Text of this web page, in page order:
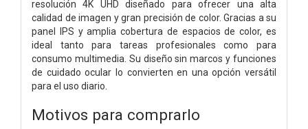
resolución 4K UHD diseñado para ofrecer una alta
calidad de imagen y gran precisión de color. Gracias a su
panel IPS y amplia cobertura de espacios de color, es
ideal tanto para tareas profesionales como para
consumo multimedia. Su diseño sin marcos y funciones
de cuidado ocular lo convierten en una opción versátil
para el uso diario.
Motivos para comprarlo